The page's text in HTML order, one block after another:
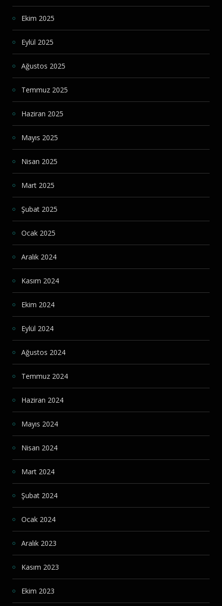
Ekim 2025
Eylül 2025
Ağustos 2025
Temmuz 2025
Haziran 2025
Mayıs 2025
Nisan 2025
Mart 2025
Şubat 2025
Ocak 2025
Aralık 2024
Kasım 2024
Ekim 2024
Eylül 2024
Ağustos 2024
Temmuz 2024
Haziran 2024
Mayıs 2024
Nisan 2024
Mart 2024
Şubat 2024
Ocak 2024
Aralık 2023
Kasım 2023
Ekim 2023